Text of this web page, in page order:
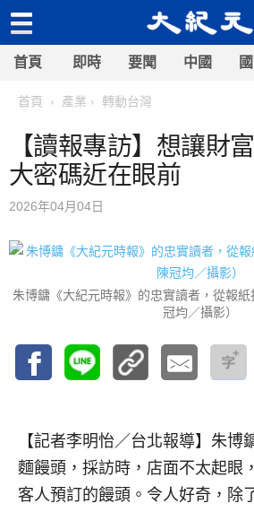
首頁 即時 要聞 中國
首頁 產業 轉動台灣
【讀報專訪】想讓財
大密碼近在眼前
2026年04月04日
朱博鏞《大紀元時報》的忠實讀者，從報
冠均／攝影）
【記者李明怡／台北報導】 朱博
麵饅頭，採訪時，店面不太起眼
客人預訂的饅頭。令人好奇，除